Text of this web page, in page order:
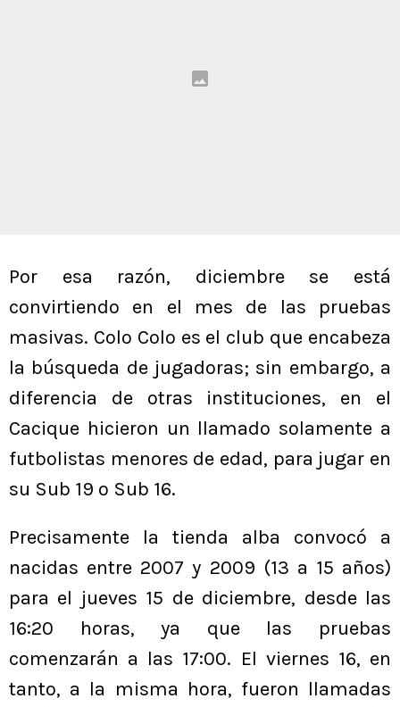
Por esa razón, diciembre se está
convirtiendo en el mes de las pruebas
masivas. Colo Colo es el club que encabeza
la búsqueda de jugadoras; sin embargo, a
diferencia de otras instituciones, en el
Cacique hicieron un llamado solamente a
futbolistas menores de edad, para jugar en
su Sub 19 o Sub 16.
Precisamente la tienda alba convocó a
nacidas entre 2007 y 2009 (13 a 15 años)
para el jueves 15 de diciembre, desde las
16:20 horas, ya que las pruebas
comenzarán a las 17:00. El viernes 16, en
tanto, a la misma hora, fueron llamadas